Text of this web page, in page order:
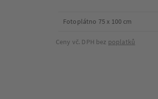
Fotoplátno 75 x 100 cm
Ceny vč. DPH bez poplatků